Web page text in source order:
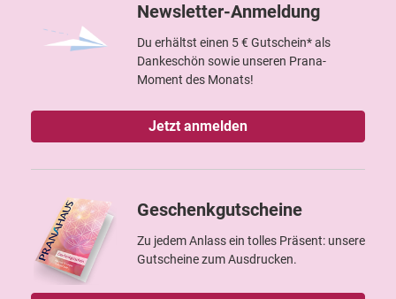
Newsletter-Anmeldung
Du erhältst einen 5 € Gutschein* als
Dankeschön sowie unseren Prana-
Moment des Monats!
Jetzt anmelden
Geschenkgutscheine
Zu jedem Anlass ein tolles Präsent: unsere
Gutscheine zum Ausdrucken.